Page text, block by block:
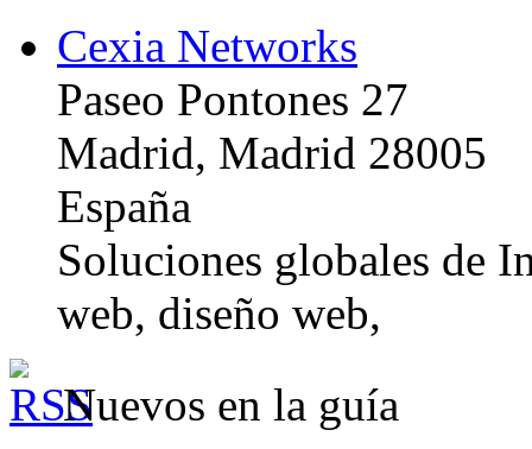
Cexia Networks
Paseo Pontones 27
Madrid, Madrid 28005
España
Soluciones globales de
web, diseño web,
Nuevos en la guía